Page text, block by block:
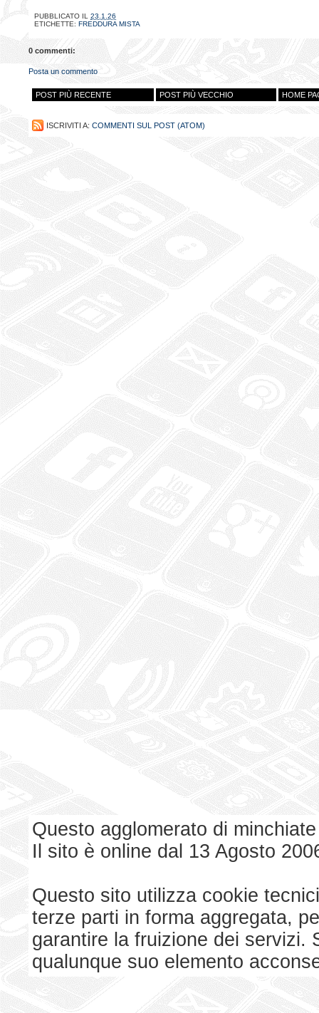
PUBBLICATO IL 23.1.26
ETICHETTE: FREDDURA MISTA
0 commenti:
Posta un commento
POST PIÙ RECENTE POST PIÙ VECCHIO HOME
ISCRIVITI A: COMMENTI SUL POST (ATOM)
Questo agglomerato di
Il sito è online dal 13 Agosto
Questo sito utilizza cookie
terze parti in forma aggregata,
garantire la fruizione dei servizi.
qualunque suo elemento